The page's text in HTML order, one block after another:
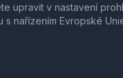
upravit v nastavení
nařízením Evropské